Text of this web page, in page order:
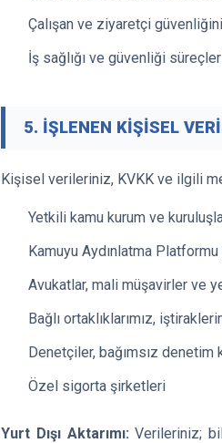
Çalışan ve ziyaretçi
İş sağlığı ve güvenliği
5. İŞLENEN KİŞİSEL
Kişisel verileriniz, KVKK ve ilgili
Yetkili kamu kurum ve
Kamuyu Aydınlatma
Avukatlar, mali müşavirler ve
Bağlı ortaklıklarımız,
Denetçiler, bağımsız denetim
Özel sigorta şirketleri
Yurt Dışı Aktarımı: Verileriniz;